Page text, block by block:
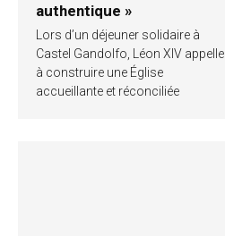
authentique »
Lors d’un déjeuner solidaire à
Castel Gandolfo, Léon XIV appelle
à construire une Église
accueillante et réconciliée